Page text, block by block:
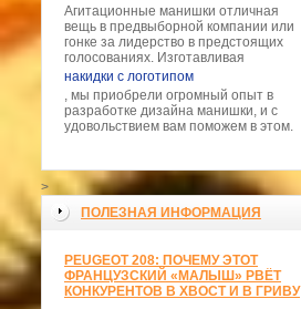
Агитационные манишки отличная
вещь в предвыборной компании или
гонке за лидерство в предстоящих
голосованиях. Изготавливая
накидки с логотипом
, мы приобрели огромный опыт в
разработке дизайна манишки, и с
удовольствием вам поможем в этом.
>
ПОЛЕЗНАЯ ИНФОРМАЦИЯ
PEUGEOT 208: ПОЧЕМУ ЭТОТ
ФРАНЦУЗСКИЙ «МАЛЫШ» РВЁТ
КОНКУРЕНТОВ В ХВОСТ И В ГРИВУ